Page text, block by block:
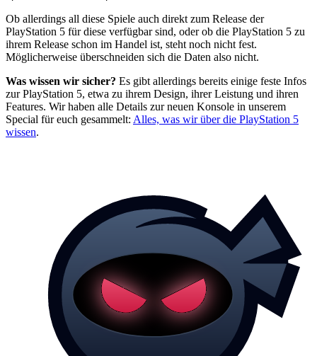
Ob allerdings all diese Spiele auch direkt zum Release der
PlayStation 5 für diese verfügbar sind, oder ob die PlayStation 5 zu
ihrem Release schon im Handel ist, steht noch nicht fest.
Möglicherweise überschneiden sich die Daten also nicht.
Was wissen wir sicher? Es gibt allerdings bereits einige feste Infos
zur PlayStation 5, etwa zu ihrem Design, ihrer Leistung und ihren
Features. Wir haben alle Details zur neuen Konsole in unserem
Special für euch gesammelt: Alles, was wir über die PlayStation 5
wissen.